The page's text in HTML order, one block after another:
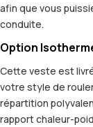
afin que vous
conduite.
Option
Cette veste est
votre style de
répartition
rapport chaleur-